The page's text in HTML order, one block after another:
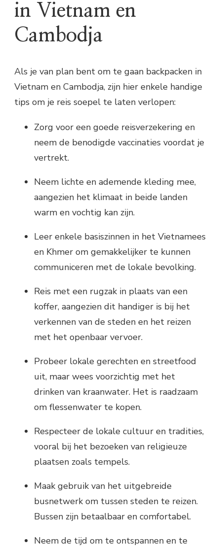
in Vietnam en
Cambodja
Als je van plan bent om te gaan backpacken in
Vietnam en Cambodja, zijn hier enkele handige
tips om je reis soepel te laten verlopen:
Zorg voor een goede reisverzekering en
neem de benodigde vaccinaties voordat je
vertrekt.
Neem lichte en ademende kleding mee,
aangezien het klimaat in beide landen
warm en vochtig kan zijn.
Leer enkele basiszinnen in het Vietnamees
en Khmer om gemakkelijker te kunnen
communiceren met de lokale bevolking.
Reis met een rugzak in plaats van een
koffer, aangezien dit handiger is bij het
verkennen van de steden en het reizen
met het openbaar vervoer.
Probeer lokale gerechten en streetfood
uit, maar wees voorzichtig met het
drinken van kraanwater. Het is raadzaam
om flessenwater te kopen.
Respecteer de lokale cultuur en tradities,
vooral bij het bezoeken van religieuze
plaatsen zoals tempels.
Maak gebruik van het uitgebreide
busnetwerk om tussen steden te reizen.
Bussen zijn betaalbaar en comfortabel.
Neem de tijd om te ontspannen en te